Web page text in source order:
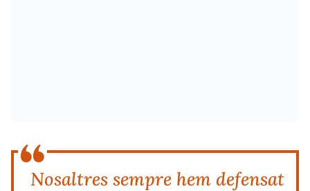
Nosaltres sempre hem defensat